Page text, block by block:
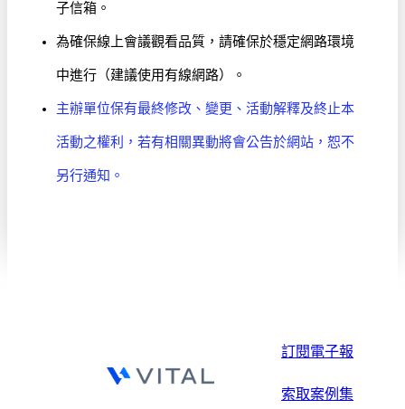
子信箱。
為確保線上會議觀看品質，請確保於穩定網路環境
中進行（建議使用有線網路）。
主辦單位保有最終修改、變更、活動解釋及終止本
活動之權利，若有相關異動將會公告於網站，恕不
另行通知。
訂閱電子報
索取案例集